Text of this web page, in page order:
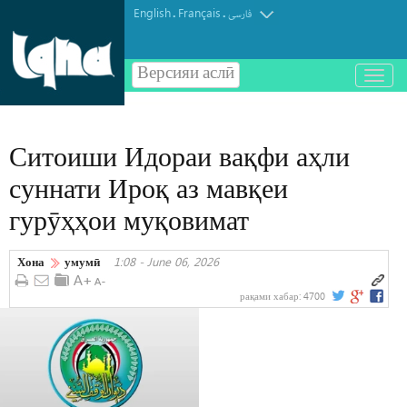
English. Français.فارسی
Версияи аслӣ
باز
و
Ситоиши Идораи вақфи аҳли
суннати Ироқ аз мавқеи
гурӯҳҳои муқовимат
Хона умумӣ 1:08 - June 06, 2026
рақами хабар: 4700